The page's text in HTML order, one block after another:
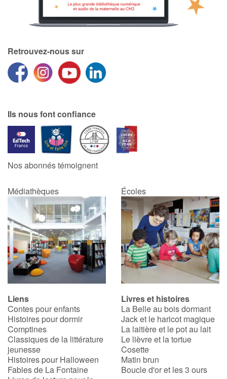
Retrouvez-nous sur
Ils nous font confiance
Nos abonnés témoignent
Médiathèques Écoles
Liens
Contes pour enfants
Histoires pour dormir
Comptines
Classiques de la littérature
jeunesse
Histoires pour Halloween
Fables de La Fontaine
Livres et histoires
La Belle au bois dormant
Jack et le haricot magique
La laitière et le pot au lait
Le lièvre et la tortue
Cosette
Matin brun
Boucle d'or et les 3 ours